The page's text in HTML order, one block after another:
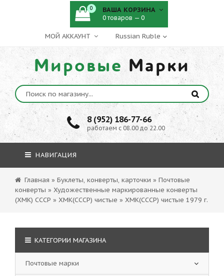
МОЙ АККАУНТ
Мировые Марки
8 (952) 186-77-66
работаем с 08.00 до 22.00
0 ВАША КОРЗИНА
0 товаров — 0
НАВИГАЦИЯ
Главная » Буклеты, конверты, карточки » Почтовые
конверты » Художественные маркированные конверты
(ХМК) СССР » ХМК(СССР) чистые » ХМК(СССР) чистые 1979 г.
КАТЕГОРИИ МАГАЗИНА
Почтовые марки